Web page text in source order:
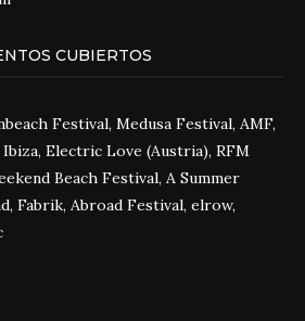
CUBIERTOS
Festival, Medusa Festival, AMF,
Electric Love (Austria), RFM
Beach Festival, A Summer
Fabrik, Abroad Festival, elrow,